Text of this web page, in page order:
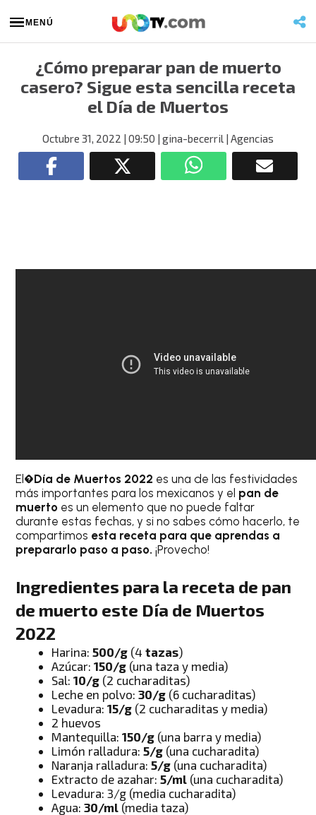
MENÚ
¿Cómo preparar pan de muerto
casero? Sigue esta sencilla receta
el Día de Muertos
Octubre 31, 2022 | 09:50 | gina-becerril | Agencias
El �Día de Muertos 2022 es una de las festividades
más importantes para los mexicanos y el pan de
muerto es un elemento que no puede faltar
durante estas fechas, y si no sabes cómo hacerlo, te
compartimos esta receta para que aprendas a
prepararlo paso a paso. ¡Provecho!
Ingredientes para la receta de pan
de muerto este Día de Muertos
2022
Harina: 500/g (4tazas)
Azúcar:150/g (una taza y media)
Sal: 10/g (2 cucharaditas)
Leche en polvo:30/g (6 cucharaditas)
Levadura:15/g (2 cucharaditas y media)
2 huevos
Mantequilla:150/g (una barra y media)
Limón ralladura: 5/g (una cucharadita)
Naranja ralladura: 5/g (una cucharadita)
Extracto de azahar: 5/ml (una cucharadita)
Levadura: 3/g (media cucharadita)
Agua:30/ml (media taza)